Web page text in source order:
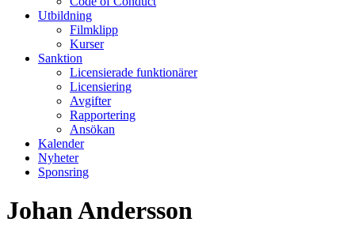
Utbildning
Filmklipp
Kurser
Sanktion
Licensierade funktionärer
Licensiering
Avgifter
Rapportering
Ansökan
Kalender
Nyheter
Sponsring
Johan Andersson